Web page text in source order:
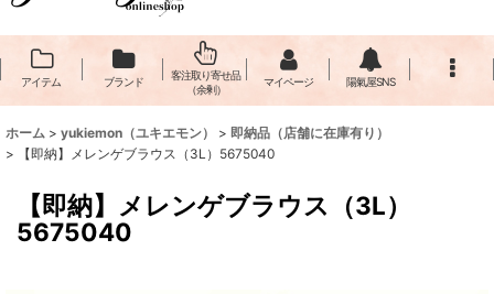
アイテム ブランド
客注取り寄せ品
（余剰）
マイページ 陽氣屋SNS
ホーム > yukiemon（ユキエモン） > 即納品（店舗に在庫有り）
>
【即納】メレンゲブラウス（3L）5675040
【即納】メレンゲブラウス（3L）
5675040